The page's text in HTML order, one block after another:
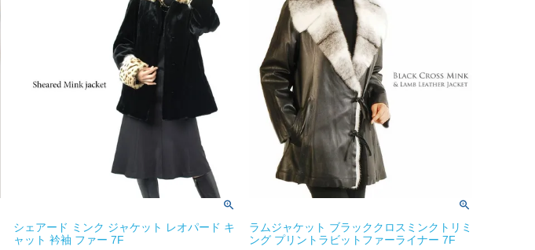
シェアード ミンク ジャケット レオパード キ
ャット 衿袖 ファー 7F
ラムジャケット ブラッククロスミンクトリミ
ング プリントラビットファーライナー 7F